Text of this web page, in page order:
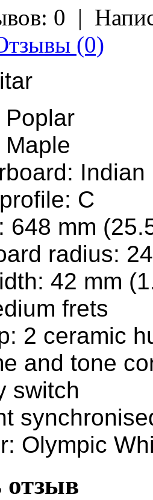
0 |
(0)
Indian
C
mm
radius:
42 mm
frets
2 ceramic
and tone
switch
Olympic
отзыв